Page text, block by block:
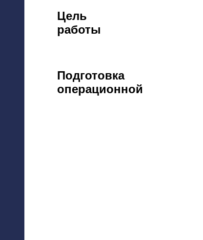
Цель
работы
Подготовка
операционной